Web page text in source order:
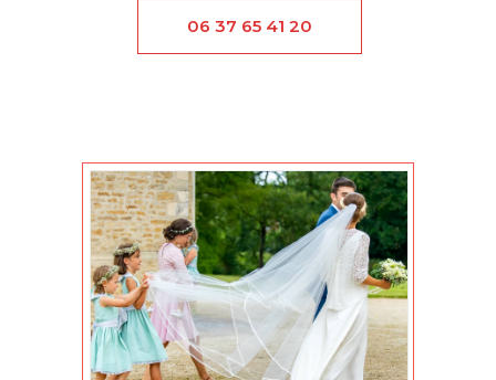
06 37 65 41 20